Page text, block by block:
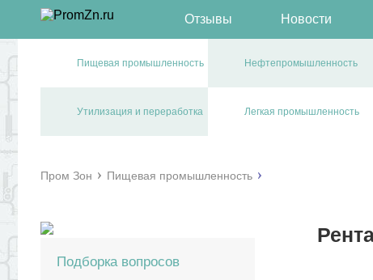
Отзывы Новости
Пищевая промышленность Нефтепромышленность
Утилизация и переработка Легкая промышленность
Пром Зон Пищевая промышленность
Подборка вопросов